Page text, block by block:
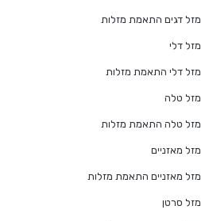
מזל דגים התאמת מזלות
מזל דלי
מזל דלי התאמת מזלות
מזל טלה
מזל טלה התאמת מזלות
מזל מאזניים
מזל מאזניים התאמת מזלות
מזל סרטן